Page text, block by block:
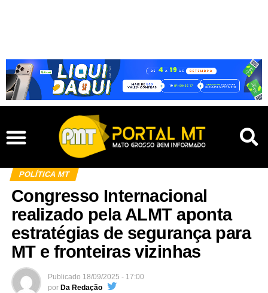
POLÍTICA MT
Congresso Internacional
realizado pela ALMT aponta
estratégias de segurança para
MT e fronteiras vizinhas
Publicado 18/09/2025 - 17:00
por Da Redação